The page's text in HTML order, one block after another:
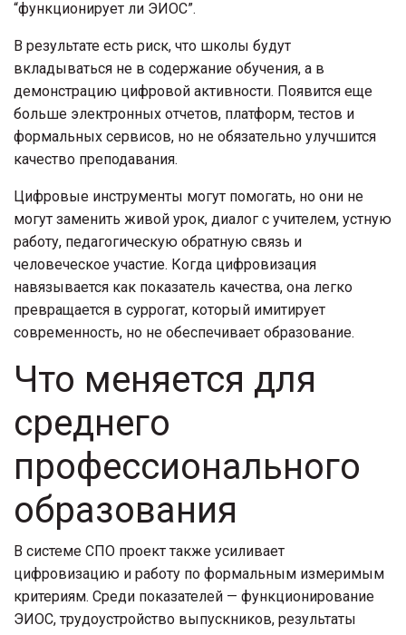
“функционирует ли ЭИОС”.
В результате есть риск, что школы будут
вкладываться не в содержание обучения, а в
демонстрацию цифровой активности. Появится еще
больше электронных отчетов, платформ, тестов и
формальных сервисов, но не обязательно улучшится
качество преподавания.
Цифровые инструменты могут помогать, но они не
могут заменить живой урок, диалог с учителем, устную
работу, педагогическую обратную связь и
человеческое участие. Когда цифровизация
навязывается как показатель качества, она легко
превращается в суррогат, который имитирует
современность, но не обеспечивает образование.
Что меняется для
среднего
профессионального
образования
В системе СПО проект также усиливает
цифровизацию и работу по формальным измеримым
критериям. Среди показателей — функционирование
ЭИОС, трудоустройство выпускников, результаты